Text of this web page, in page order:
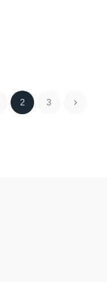
2 3